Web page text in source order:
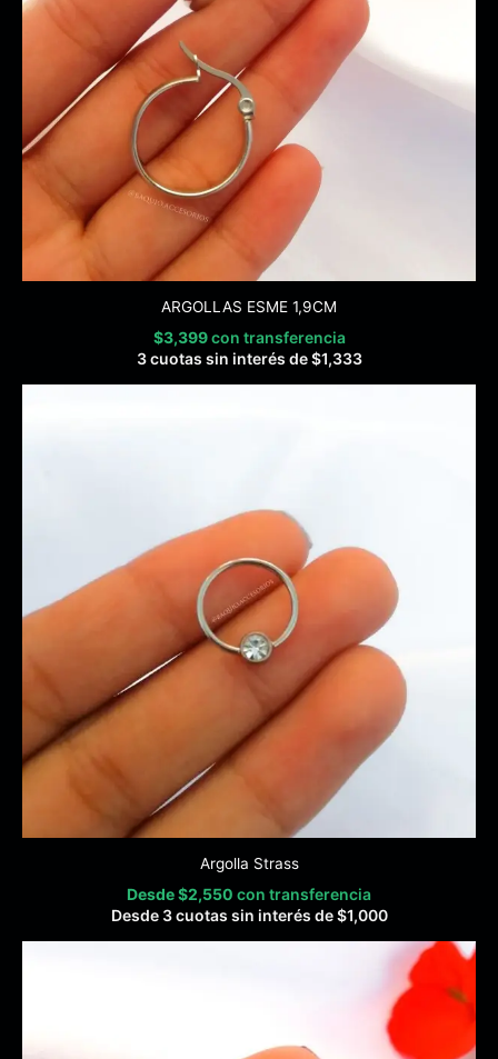
ARGOLLAS ESME 1,9CM
$3,399 con transferencia
3 cuotas sin interés de$1,333
Argolla Strass
Desde$2,550 con transferencia
Desde 3 cuotas sin interés de$1,000